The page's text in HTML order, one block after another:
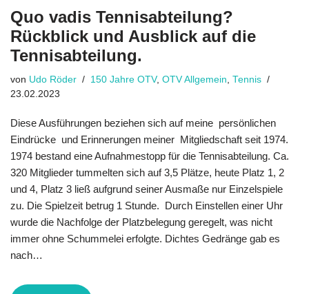
Quo vadis Tennisabteilung?
Rückblick und Ausblick auf die
Tennisabteilung.
von Udo Röder 150 Jahre OTV, OTV Allgemein Tennis
23.02.2023
Diese Ausführungen beziehen sich auf meine persönlichen
Eindrücke und Erinnerungen meiner Mitgliedschaft seit 1974.
1974 bestand eine Aufnahmestopp für die Tennisabteilung. Ca.
320 Mitglieder tummelten sich auf 3,5 Plätze, heute Platz 1, 2
und 4, Platz 3 ließ aufgrund seiner Ausmaße nur Einzelspiele
zu. Die Spielzeit betrug 1 Stunde. Durch Einstellen einer Uhr
wurde die Nachfolge der Platzbelegung geregelt, was nicht
immer ohne Schummelei erfolgte. Dichtes Gedränge gab es
nach…